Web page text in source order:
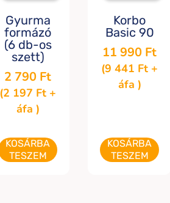
Gyurma
formázó
(6 db-os
szett)
2 790 Ft
(2 197 Ft +
áfa )
KOSÁRBA
TESZEM
Korbo
Basic 90
11 990 Ft
(9 441 Ft +
áfa )
KOSÁRBA
TESZEM